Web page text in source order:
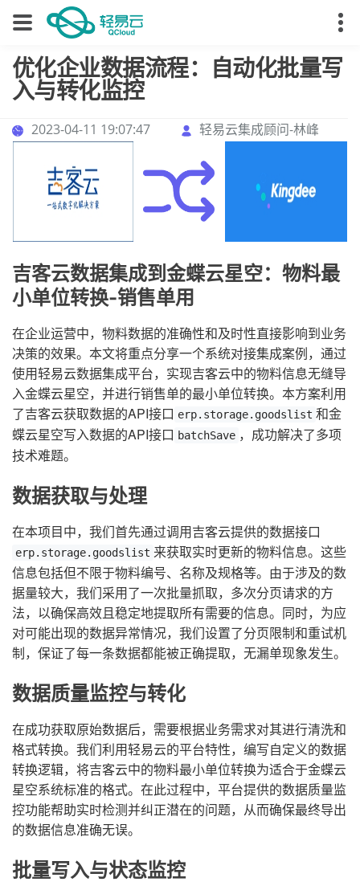
优化企业数据流程：自动化批量写
入与转化监控
2023-04-11 19:07:47 轻易云集成顾问-林峰
吉客云数据集成到金蝶云星空：物料最
小单位转换-销售单用
在企业运营中，物料数据的准确性和及时性直接影响到业务
决策的效果。本文将重点分享一个系统对接集成案例，通过
使用轻易云数据集成平台，实现吉客云中的物料信息无缝导
入金蝶云星空，并进行销售单的最小单位转换。本方案利用
了吉客云获取数据的API接口 erp.storage.goodslist 和金
蝶云星空写入数据的API接口 batchSave ，成功解决了多项
技术难题。
数据获取与处理
在本项目中，我们首先通过调用吉客云提供的数据接口
erp.storage.goodslist 来获取实时更新的物料信息。这些
信息包括但不限于物料编号、名称及规格等。由于涉及的数
据量较大，我们采用了一次批量抓取，多次分页请求的方
法，以确保高效且稳定地提取所有需要的信息。同时，为应
对可能出现的数据异常情况，我们设置了分页限制和重试机
制，保证了每一条数据都能被正确提取，无漏单现象发生。
数据质量监控与转化
在成功获取原始数据后，需要根据业务需求对其进行清洗和
格式转换。我们利用轻易云的平台特性，编写自定义的数据
转换逻辑，将吉客云中的物料最小单位转换为适合于金蝶云
星空系统标准的格式。在此过程中，平台提供的数据质量监
控功能帮助实时检测并纠正潜在的问题，从而确保最终导出
的数据信息准确无误。
批量写入与状态监控